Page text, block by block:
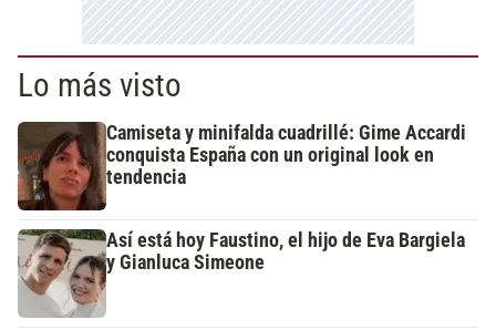
Lo más visto
Camiseta y minifalda cuadrillé: Gime Accardi
conquista España con un original look en
tendencia
Así está hoy Faustino, el hijo de Eva Bargiela
y Gianluca Simeone